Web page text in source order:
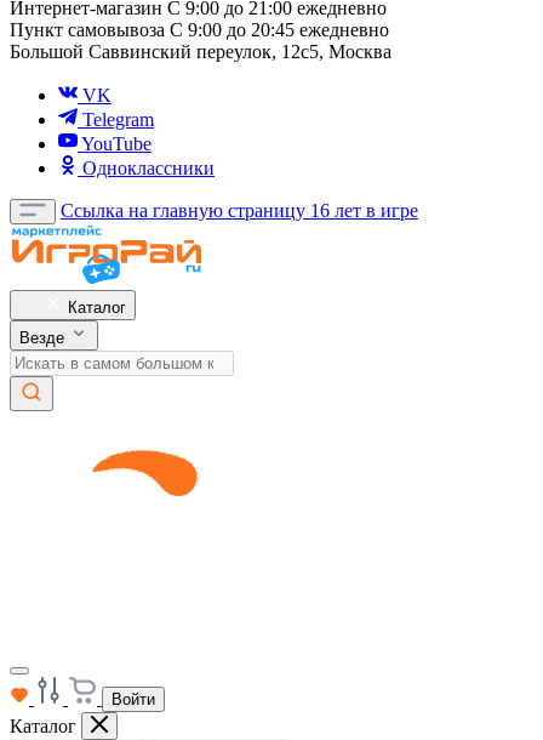
Интернет-магазин С 9:00 до 21:00 ежедневно
Пункт самовывоза С 9:00 до 20:45 ежедневно
Большой Саввинский переулок, 12с5, Москва
VK
Telegram
YouTube
Одноклассники
Ссылка на главную страницу 16 лет в игре
Каталог
Везде
Войти
Каталог